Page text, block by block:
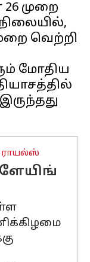
முறை
வெற்றி
மோதிய
ராயல்ஸ்